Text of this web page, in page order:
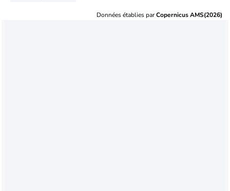
Données établies parCopernicus AMS(2026)